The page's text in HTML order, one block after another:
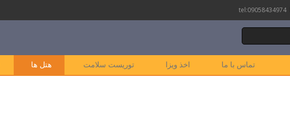
tel:09058434974
هتل ها توریست سلامت اخذ ویزا تماس با ما